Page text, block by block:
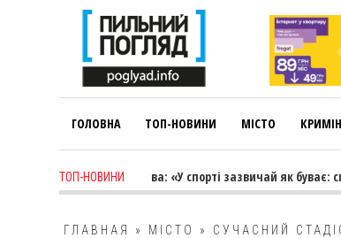
ГОЛОВНА ТОП-НОВИНИ МІСТО
ТОП-НОВИНИ
Коновалова: «У спорті зазвичай як буває: спочатку
ГЛАВНАЯ » МІСТО » СУЧАСНИЙ